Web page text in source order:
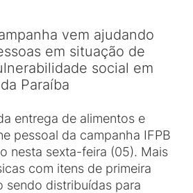
vem ajudando
em situação de
social em
Paraíba
entrega de alimentos e
pessoal da campanha IFPB
nesta sexta-feira (05). Mais
com itens de primeira
sendo distribuídas para